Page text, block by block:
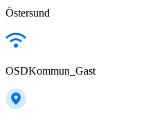
Östersund
OSDKommun_Gast